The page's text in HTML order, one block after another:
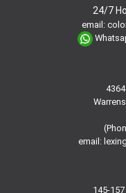
24/7
email:
email:
145-